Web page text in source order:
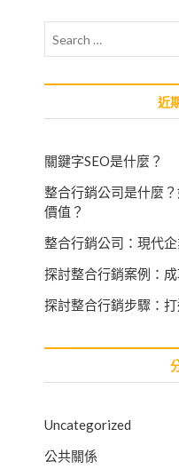
近
關鍵字SEO是什麼？
整合行銷公司是什麼
價值？
整合行銷公司：現代
探討整合行銷案例：
探討整合行銷步驟：
Uncategorized
公共關係